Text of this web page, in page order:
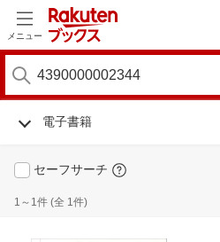
メニュー
電子書籍
セーフサーチ
1～1件 (全 1件)